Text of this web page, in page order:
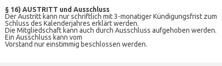
§ 16) AUSTRITT und Ausschluss
Der Austritt kann nur schriftlich mit 3-monatiger Kündigungsfrist zum
Schluss des Kalenderjahres erklärt werden.
Die Mitgliedschaft kann auch durch Ausschluss aufgehoben werden.
Ein Ausschluss kann vom
Vorstand nur einstimmig beschlossen werden.